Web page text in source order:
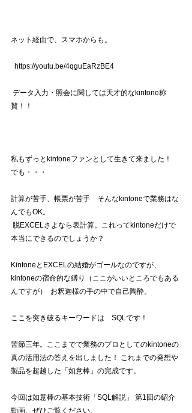
ネット経由で、スマホからも。
  https://youtu.be/4qguEaRzBE4
賛！！
私もずっとkintoneファンとして生きて来ました！
でも・・・
計算が苦手、帳票が苦手　そんなkintoneで業務はな
んでもOK。
本当にできるのでしょうか？
KintoneとEXCELの結婚がゴールなのですが、
kintoneの宿命的な縛り（ここがいいところでもある
んですが）  お釈迦様の手の中で自己陶酔。
ここを突き破るキーワードは　SQLです！
苦節三年。ここまでで業務のプロとしてのkintoneの
真の活用法の答えを出しました！ これまでの発想や
製品を超越した「如意棒」の完成です。
今回は如意棒の基本技術「SQL解説」 第1回の紹介
動画、ぜひご覧ください。